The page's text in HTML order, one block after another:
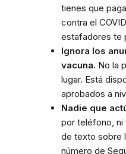
tienes que
contra el
estafadores te
Ignora los
vacuna. No la
lugar. Está
aprobados a
Nadie que
por teléfono, ni
de texto sobre
número de